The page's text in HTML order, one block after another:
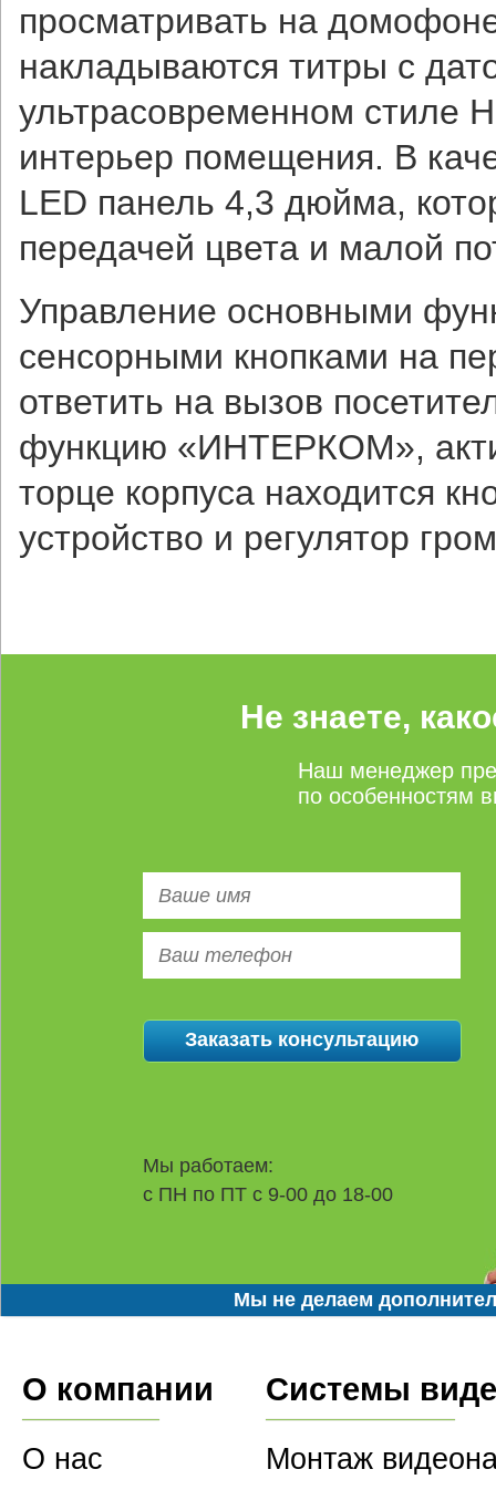
просматривать на
накладываются титры с
ультрасовременном стиле
интерьер помещения. В
LED панель 4,3 дюйма,
передачей цвета и малой
Управление основными
сенсорными кнопками на
ответить на вызов
функцию «ИНТЕРКОМ»,
торце корпуса находится
устройство и регулятор
Не знаете,
Наш менеджер
по особенностям
Мы работаем:
с ПН по ПТ с 9-00 до 18-00
Мы не делаем
О компании
О нас
Системы
Монтаж